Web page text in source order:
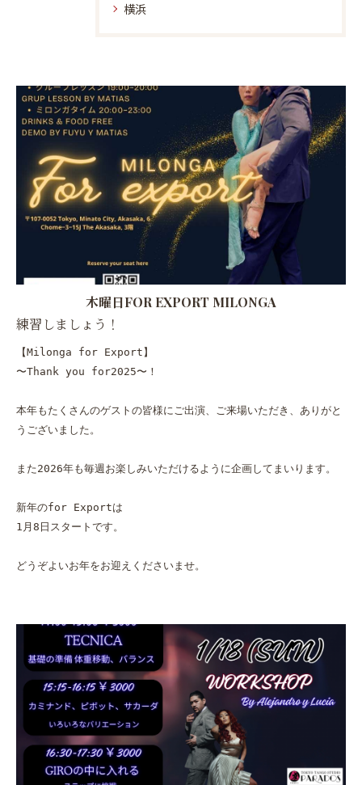
横浜
木曜日FOR EXPORT MILONGA
練習しましょう！
【Milonga for Export】
〜Thank you for2025〜！
本年もたくさんのゲストの皆様にご出演、ご来場いただき、ありがと
うございました。
また2026年も毎週お楽しみいただけるように企画してまいります。
新年のfor Exportは
1月8日スタートです。
どうぞよいお年をお迎えくださいませ。